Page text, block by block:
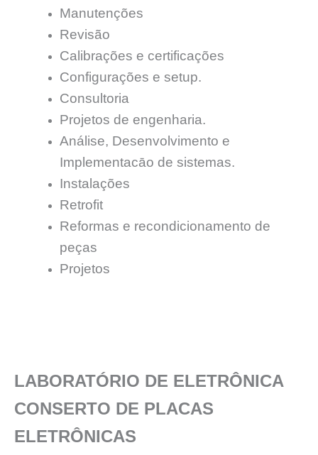
Manutenções
Revisão
Calibrações e certificações
Configurações e setup.
Consultoria
Projetos de engenharia.
Análise, Desenvolvimento e
Implementacāo de sistemas.
Instalações
Retrofit
Reformas e recondicionamento de
peças
Projetos
LABORATÓRIO DE ELETRÔNICA
CONSERTO DE PLACAS
ELETRÔNICAS